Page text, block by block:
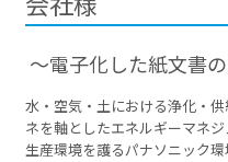
〜電子化した紙文書
水・空気・土における浄化・
ネを軸としたエネルギーマネ
生産環境を護るパナソニック環